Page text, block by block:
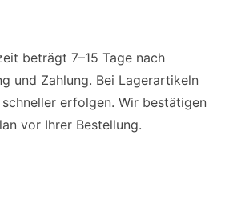
beträgt 7–15 Tage nach
und Zahlung. Bei Lagerartikeln
erfolgen. Wir bestätigen
vor Ihrer Bestellung.